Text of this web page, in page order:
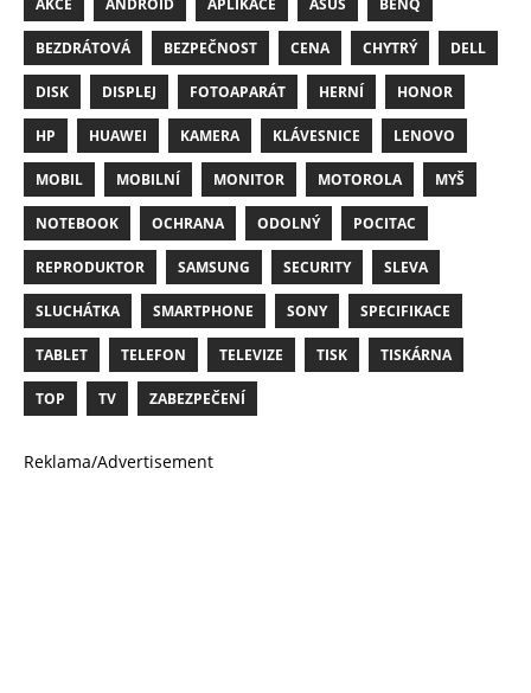
BEZDRÁTOVÁ BEZPEČNOST CENA CHYTRÝ DELL
DISK DISPLEJ FOTOAPARÁT HERNÍ HONOR
HP HUAWEI KAMERA KLÁVESNICE LENOVO
MOBIL MOBILNÍ MONITOR MOTOROLA MYŠ
NOTEBOOK OCHRANA ODOLNÝ POCITAC
REPRODUKTOR SAMSUNG SECURITY SLEVA
SLUCHÁTKA SMARTPHONE SONY SPECIFIKACE
TABLET TELEFON TELEVIZE TISK TISKÁRNA
TOP TV ZABEZPEČENÍ
Reklama/Advertisement